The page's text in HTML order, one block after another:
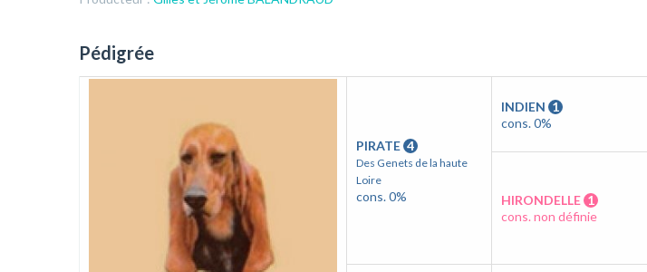
Pédigrée
PIRATE 4
Des Genets de la haute
Loire
cons. 0%
INDIEN 1
cons. 0%
HIRONDELLE 1
cons. non définie